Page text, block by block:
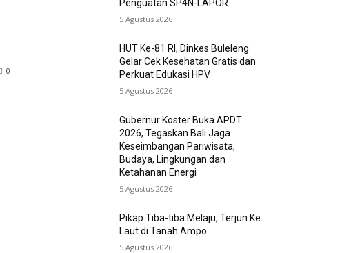
0
Penguatan SP4N-LAPOR
5 Agustus 2026
HUT Ke-81 RI, Dinkes Buleleng
Gelar Cek Kesehatan Gratis dan
Perkuat Edukasi HPV
5 Agustus 2026
Gubernur Koster Buka APDT
2026, Tegaskan Bali Jaga
Keseimbangan Pariwisata,
Budaya, Lingkungan dan
Ketahanan Energi
5 Agustus 2026
Pikap Tiba-tiba Melaju, Terjun Ke
Laut di Tanah Ampo
5 Agustus 2026